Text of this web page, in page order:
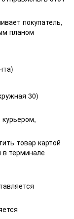
покупатель,
планом
30)
курьером,
товар картой
в терминале